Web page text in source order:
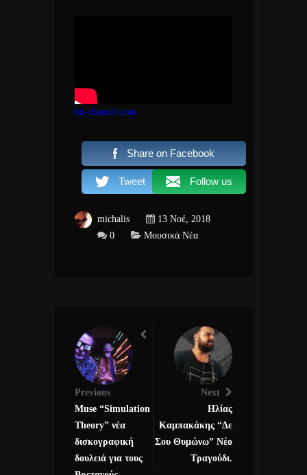
hit-channel.com
Share on Facebook
Tweet Follow us
michalis
13 Νοέ, 2018
0
Μουσικά Νέα
Previous
Muse “Simulation
Theory” νέα
δισκογραφική
δουλειά για τους
Next
Ηλίας
Καμπακάκης “Δε
Σου Θυμώνω” Νέο
Τραγούδι.